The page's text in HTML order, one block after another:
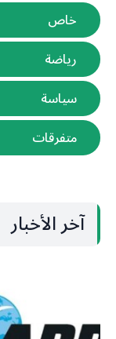
خاص
رياضة
سياسة
متفرقات
آخر الأخبار